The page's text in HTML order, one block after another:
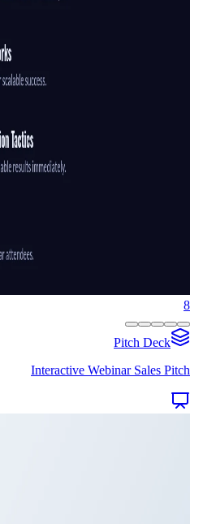
8
Pitch Deck
Interactive Webinar Sales Pitch